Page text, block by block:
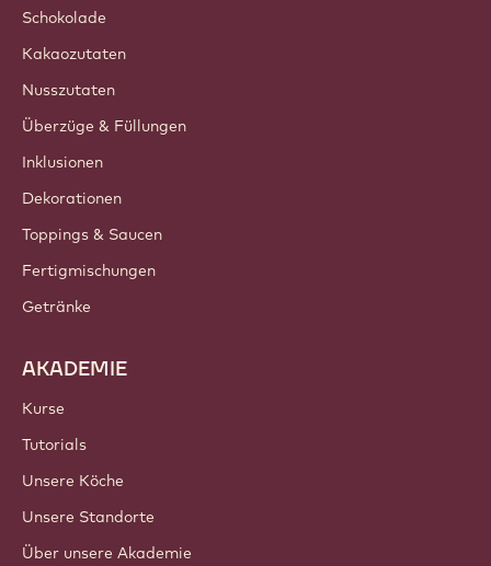
Schokolade
Kakaozutaten
Nusszutaten
Überzüge & Füllungen
Inklusionen
Dekorationen
Toppings & Saucen
Fertigmischungen
Getränke
AKADEMIE
Kurse
Tutorials
Unsere Köche
Unsere Standorte
Über unsere Akademie